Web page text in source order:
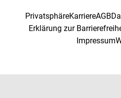
PrivatsphäreKarriereAGB
Erklärung zur
Impressum